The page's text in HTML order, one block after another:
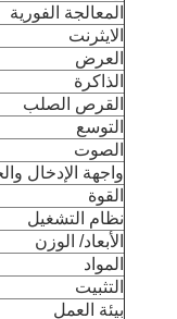
المعالجة الفورية
الايثرنت
العرض
الذاكرة
القرص الصلب
التوسع
الصوت
واجهة الإدخال
القوة
نظام التشغيل
الأبعاد/ الوزن
المواد
التثبيت
بيئة العمل